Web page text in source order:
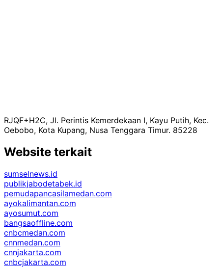
RJQF+H2C, Jl. Perintis Kemerdekaan I, Kayu Putih, Kec.
Oebobo, Kota Kupang, Nusa Tenggara Timur. 85228
Website terkait
sumselnews.id
publikjabodetabek.id
pemudapancasilamedan.com
ayokalimantan.com
ayosumut.com
bangsaoffline.com
cnbcmedan.com
cnnmedan.com
cnnjakarta.com
cnbcjakarta.com